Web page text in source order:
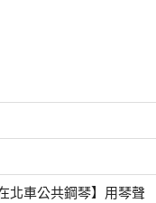
北車公共鋼琴】用琴聲